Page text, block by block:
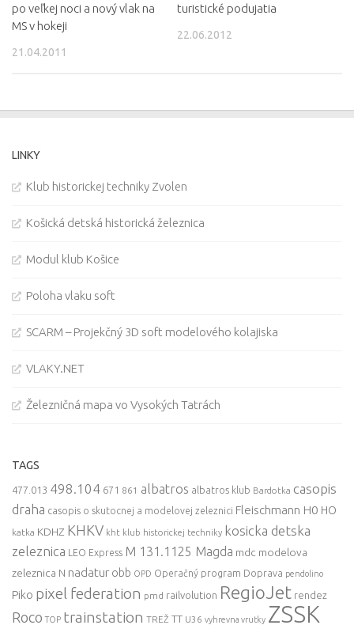
po veľkej noci a nový vlak na
MS v hokeji
21.04.2011
turistické podujatia
22.06.2012
LINKY
Klub historickej techniky Zvolen
Košická detská historická železnica
Modul klub Košice
Poloha vlaku soft
SCARM – Projekčný 3D soft modelového kolajiska
VLAKY.NET
Železničná mapa vo Vysokých Tatrách
TAGS
477.013 498.104 671 861 albatros albatros klub Bardotka casopis
draha casopis o skutocnej a modelovej zeleznici Fleischmann H0 HO
katka KDHZ KHKV kht klub historickej techniky kosicka detska
zeleznica LEO Express M 131.1125 Magda mdc modelova
zeleznica N nadatur obb OPD Operačný program Doprava pendolino
Piko pixel federation pmd railvolution RegioJet rendez
Roco TOP trainstation TREŽ TT U36 vyhrevna vrutky ZSSK